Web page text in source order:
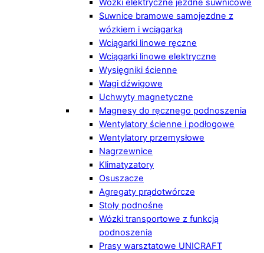
Wózki elektryczne jezdne suwnicowe
Suwnice bramowe samojezdne z
wózkiem i wciągarką
Wciągarki linowe ręczne
Wciągarki linowe elektryczne
Wysięgniki ścienne
Wagi dźwigowe
Uchwyty magnetyczne
Magnesy do ręcznego podnoszenia
Wentylatory ścienne i podłogowe
Wentylatory przemysłowe
Nagrzewnice
Klimatyzatory
Osuszacze
Agregaty prądotwórcze
Stoły podnośne
Wózki transportowe z funkcją
podnoszenia
Prasy warsztatowe UNICRAFT